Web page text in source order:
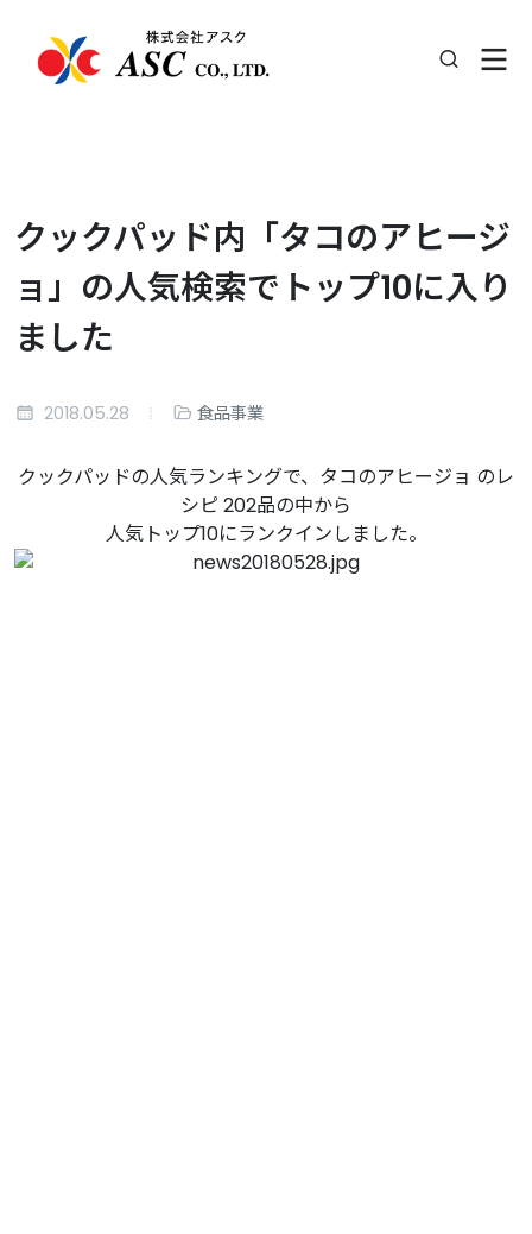
クックパッド内「タコのアヒージ
ョ」の人気検索でトップ10に入り
ました
2018.05.28 食品事業
クックパッドの人気ランキングで、タコのアヒージョ のレ
シピ 202品の中から
人気トップ10にランクインしました。